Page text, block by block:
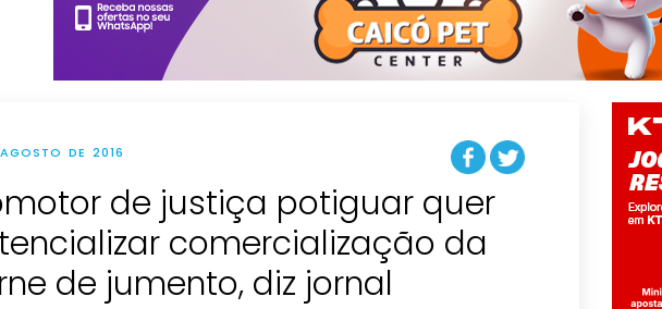
DE 2016
de justiça potiguar quer
comercialização da
de jumento, diz jornal